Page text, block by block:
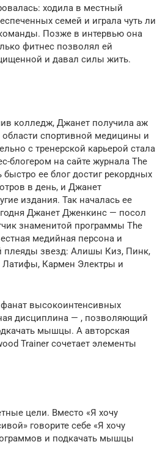
ходила в местный
семей и играла чуть ли
Позже в интервью она
фитнес позволял ей
и давал силы жить.
колледж, Джанет получила аж
спортивной медицины и
с тренерской карьерой стала
блогером на сайте журнала The
ее блог достиг рекордных
в день, и Джанет
издания. Так началась ее
Джанет Дженкинс — посол
знаменитой программы The
медийная персона и
плеяды звезд: Алишы Киз, Пинк,
Латифы, Кармен Электры и
высокоинтенсивных
дисциплина — , позволяющий
мышцы. А авторская
Trainer сочетает элементы
цели. Вместо «Я хочу
говорите себе «Я хочу
и подкачать мышцы